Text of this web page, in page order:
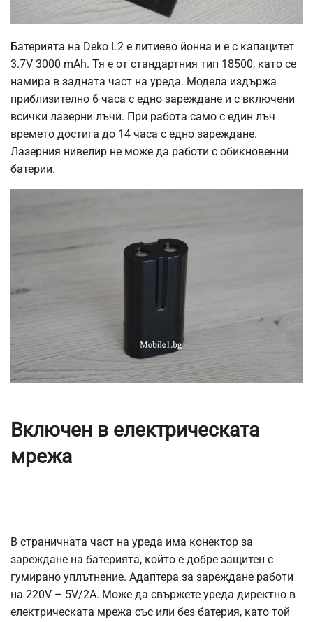
Батерията на Deko L2 е литиево йонна и е с капацитет
3.7V 3000 mAh. Тя е от стандартния тип 18500, като се
намира в задната част на уреда. Модела издържа
приблизително 6 часа с едно зареждане и с включени
всички лазерни лъчи. При работа само с един лъч
времето достига до 14 часа с едно зареждане.
Лазерния нивелир не може да работи с обикновенни
батерии.
Включен в електрическата
мрежа
В страничната част на уреда има конектор за
зареждане на батерията, който е добре защитен с
гумирано уплътнение. Адаптера за зареждане работи
на 220V – 5V/2А. Може да свържете уреда директно в
електрическата мрежа със или без батерия, като той